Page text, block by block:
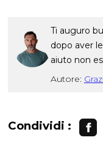
Ti auguro
dopo aver
aiuto non
Autore:
Condividi :